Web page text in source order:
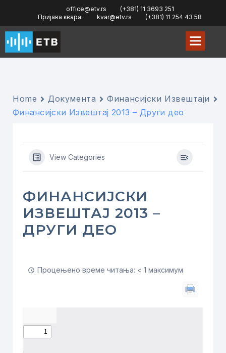
office@etv.rs
(+381) 11 3693 251
Пријава квара:
kvar@etv.rs (+381) 11 254 43 58
Home Документа
Финансијски Извештаји
Финансијски Извештај 2013 – Други део
View Categories
ФИНАНСИЈСКИ
ИЗВЕШТАЈ 2013 –
ДРУГИ ДЕО
Процењено време читања: < 1 максимум